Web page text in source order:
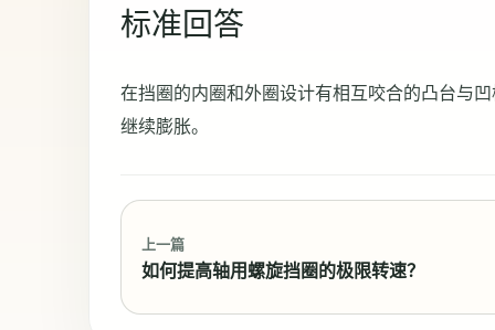
标准回答
在挡圈的内圈和外圈设计有相互咬合的凸台与
继续膨胀。
上一篇
如何提高轴用螺旋挡圈的极限转速？